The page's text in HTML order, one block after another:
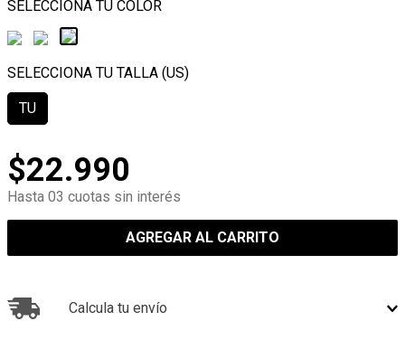
TU
$22.990
Hasta 03 cuotas sin interés
AGREGAR AL CARRITO
Calcula tu envío